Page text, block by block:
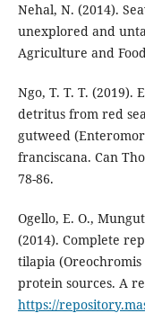
Nehal, N. (2014).
unexplored and
Agriculture and
Ngo, T. T. T. (2019).
detritus from red
gutweed
franciscana. Can
78-86.
Ogello, E. O.,
(2014). Complete
tilapia
protein sources. A
https://